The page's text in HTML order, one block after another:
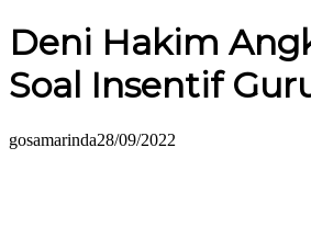
Deni Hakim
Soal Insentif
gosamarinda28/09/2022